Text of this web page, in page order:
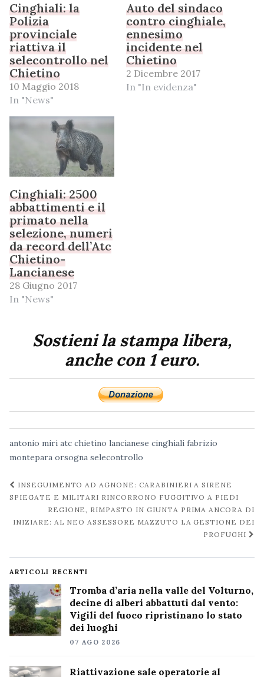
Cinghiali: la
Polizia
provinciale
riattiva il
selecontrollo nel
Chietino
10 Maggio 2018
In "News"
Auto del sindaco
contro cinghiale,
ennesimo
incidente nel
Chietino
2 Dicembre 2017
In "In evidenza"
Cinghiali: 2500
abbattimenti e il
primato nella
selezione, numeri
da record dell’Atc
Chietino-
Lancianese
28 Giugno 2017
In "News"
Sostieni la stampa libera,
anche con 1 euro.
antonio miri atc chietino lancianese cinghiali fabrizio
montepara orsogna selecontrollo
Navigazione
post
INSEGUIMENTO AD AGNONE: CARABINIERI A SIRENE
SPIEGATE E MILITARI RINCORRONO FUGGITIVO A PIEDI
REGIONE, RIMPASTO IN GIUNTA PRIMA ANCORA DI
INIZIARE: AL NEO ASSESSORE MAZZUTO LA GESTIONE DEI
PROFUGHI
ARTICOLI RECENTI
Tromba d’aria nella valle del Volturno,
decine di alberi abbattuti dal vento:
Vigili del fuoco ripristinano lo stato
dei luoghi
07 AGO 2026
Riattivazione sale operatorie al